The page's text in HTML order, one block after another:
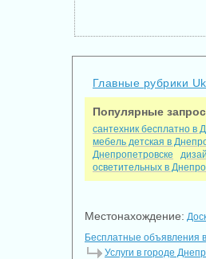
Главные рубрики
Популярные
сантехник бесплатно в
мебель детская в
Днепропетровске
осветительных в
Местонахождение:
Бесплатные объявления
Услуги в городе